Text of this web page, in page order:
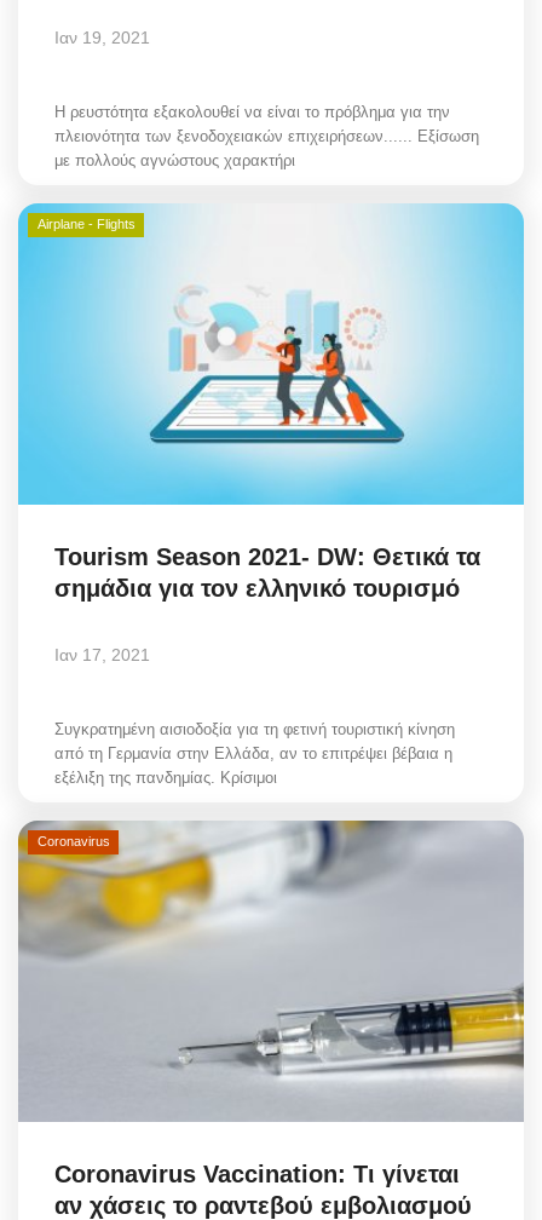
Ιαν 19, 2021
Η ρευστότητα εξακολουθεί να είναι το πρόβλημα για την
πλειονότητα των ξενοδοχειακών επιχειρήσεων...... Εξίσωση
με πολλούς αγνώστους χαρακτήρι
Airplane - Flights
Tourism Season 2021- DW: Θετικά τα
σημάδια για τον ελληνικό τουρισμό
Ιαν 17, 2021
Συγκρατημένη αισιοδοξία για τη φετινή τουριστική κίνηση
από τη Γερμανία στην Ελλάδα, αν το επιτρέψει βέβαια η
εξέλιξη της πανδημίας. Κρίσιμοι
Coronavirus
Coronavirus Vaccination: Τι γίνεται
αν χάσεις το ραντεβού εμβολιασμού